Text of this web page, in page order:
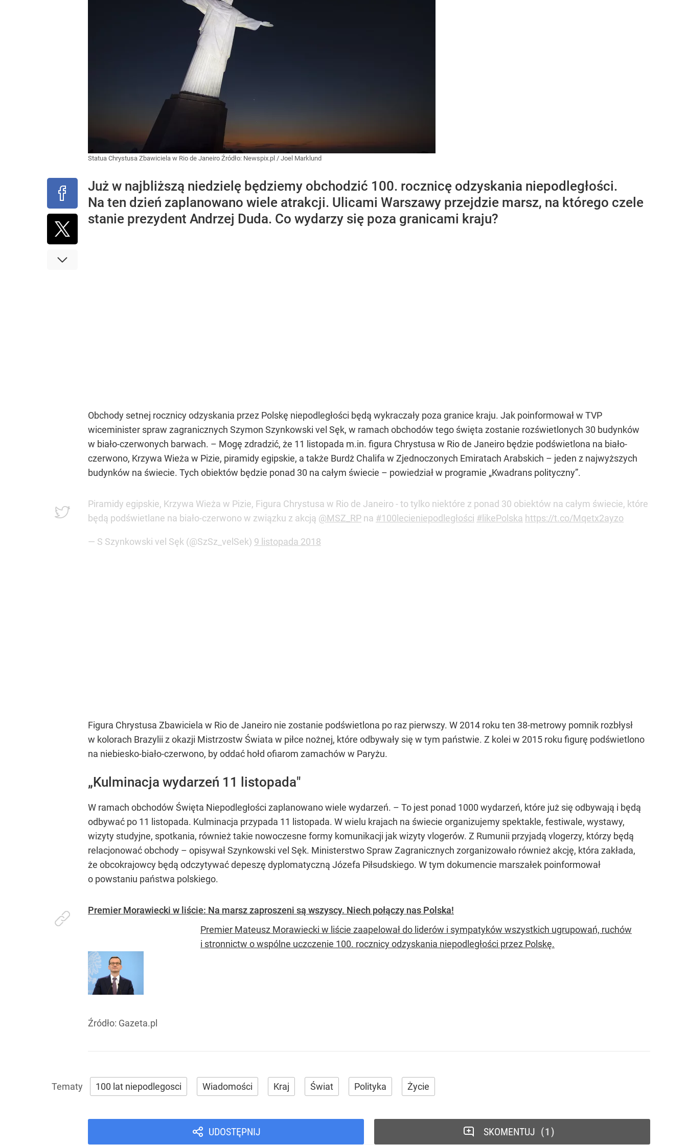
Statua Chrystusa Zbawiciela w Rio de Janeiro Źródło: Newspix.pl / Joel Marklund
Już w najbliższą niedzielę będziemy obchodzić 100. rocznicę odzyskania niepodległości.
Na ten dzień zaplanowano wiele atrakcji. Ulicami Warszawy przejdzie marsz, na którego czele
stanie prezydent Andrzej Duda. Co wydarzy się poza granicami kraju?
Obchody setnej rocznicy odzyskania przez Polskę niepodległości będą wykraczały poza granice kraju. Jak poinformował w TVP
wiceminister spraw zagranicznych Szymon Szynkowski vel Sęk, w ramach obchodów tego święta zostanie rozświetlonych 30 budynków
w biało-czerwonych barwach. – Mogę zdradzić, że 11 listopada m.in. figura Chrystusa w Rio de Janeiro będzie podświetlona na biało-
czerwono, Krzywa Wieża w Pizie, piramidy egipskie, a także Burdż Chalifa w Zjednoczonych Emiratach Arabskich – jeden z najwyższych
budynków na świecie. Tych obiektów będzie ponad 30 na całym świecie – powiedział w programie „Kwadrans polityczny”.
Piramidy egipskie, Krzywa Wieża w Pizie, Figura Chrystusa w Rio de Janeiro - to tylko niektóre z ponad 30 obiektów na całym świecie, które
będą podświetlane na biało-czerwono w związku z akcją @MSZ_RP na #100lecieniepodległości #likePolska https://t.co/Mqetx2ayzo
— S Szynkowski vel Sęk (@SzSz_velSek) 9 listopada 2018
Figura Chrystusa Zbawiciela w Rio de Janeiro nie zostanie podświetlona po raz pierwszy. W 2014 roku ten 38-metrowy pomnik rozbłysł
w kolorach Brazylii z okazji Mistrzostw Świata w piłce nożnej, które odbywały się w tym państwie. Z kolei w 2015 roku figurę podświetlono
na niebiesko-biało-czerwono, by oddać hołd ofiarom zamachów w Paryżu.
„Kulminacja wydarzeń 11 listopada"
W ramach obchodów Święta Niepodległości zaplanowano wiele wydarzeń. – To jest ponad 1000 wydarzeń, które już się odbywają i będą
odbywać po 11 listopada. Kulminacja przypada 11 listopada. W wielu krajach na świecie organizujemy spektakle, festiwale, wystawy,
wizyty studyjne, spotkania, również takie nowoczesne formy komunikacji jak wizyty vlogerów. Z Rumunii przyjadą vlogerzy, którzy będą
relacjonować obchody – opisywał Szynkowski vel Sęk. Ministerstwo Spraw Zagranicznych zorganizowało również akcję, która zakłada,
że obcokrajowcy będą odczytywać depeszę dyplomatyczną Józefa Piłsudskiego. W tym dokumencie marszałek poinformował
o powstaniu państwa polskiego.
Premier Morawiecki w liście: Na marsz zaproszeni są wszyscy. Niech połączy nas Polska!
Premier Mateusz Morawiecki w liście zaapelował do liderów i sympatyków wszystkich ugrupowań, ruchów
i stronnictw o wspólne uczczenie 100. rocznicy odzyskania niepodległości przez Polskę.
Źródło: Gazeta.pl
100 lat niepodlegosci Wiadomości Kraj Świat Polityka Życie
UDOSTĘPNIJ SKOMENTUJ 1